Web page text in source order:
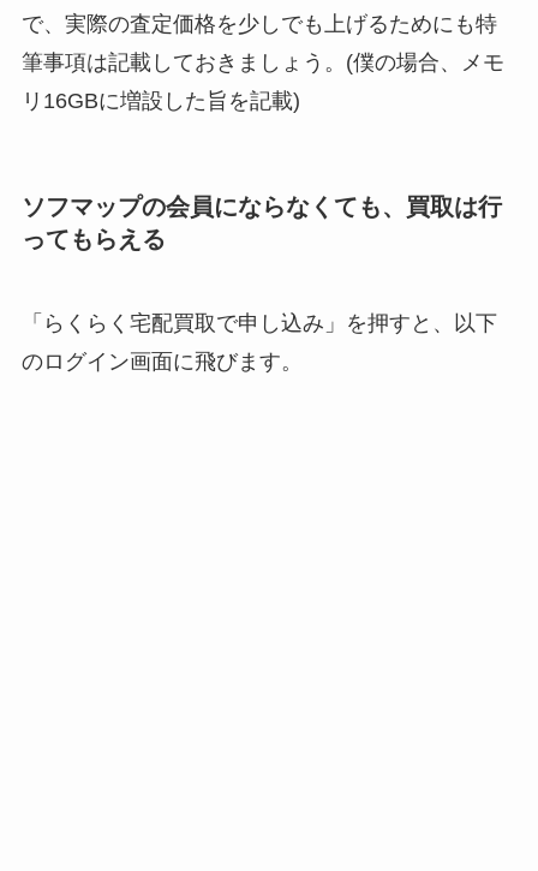
で、実際の査定価格を少しでも上げるためにも特
筆事項は記載しておきましょう。(僕の場合、メモ
リ16GBに増設した旨を記載)
ソフマップの会員にならなくても、買取は行
ってもらえる
「らくらく宅配買取で申し込み」を押すと、以下
のログイン画面に飛びます。